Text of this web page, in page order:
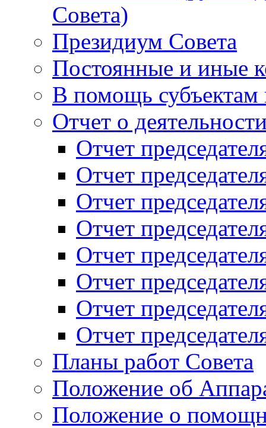
Совета)
Президиум Совета
Постоянные и иные
В помощь субъектам
Отчет о
Отчет
Отчет
Отчет
Отчет
Отчет
Отчет
Отчет
Отчет
Планы работ Совета
Положение об
Положение о